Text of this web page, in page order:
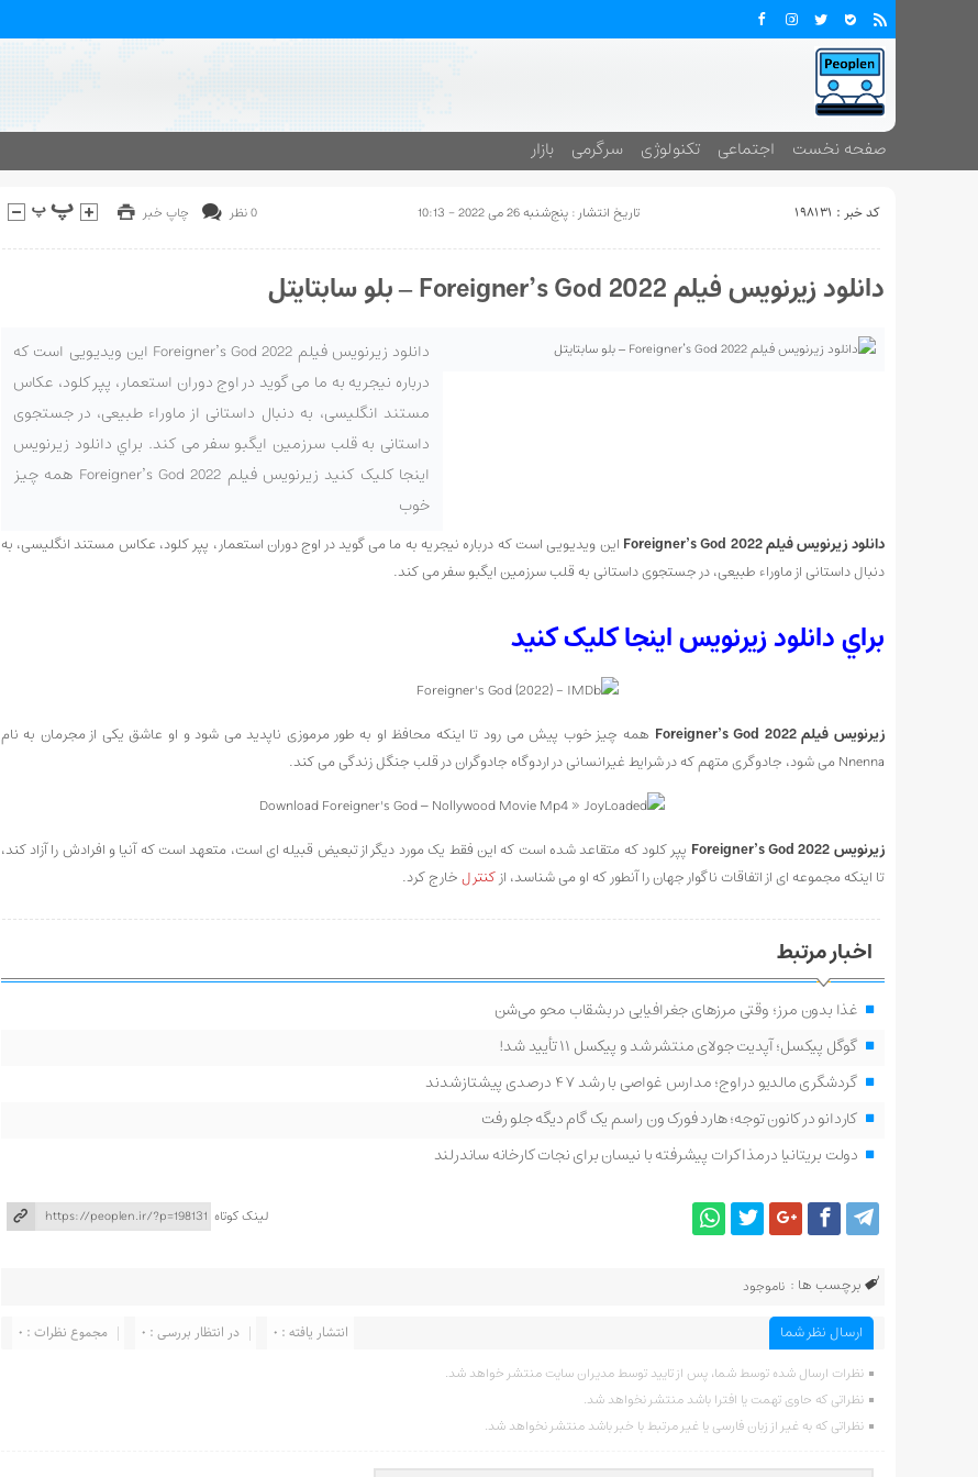
صفحه نخست اجتماعی تکنولوژی سرگرمی بازار
کد خبر : 198131 تاریخ انتشار : پنج‌شنبه 26 می 2022 - 10:13 چاپ خبر 0 نظر
دانلود زیرنویس فیلم Foreigner’s God 2022 – بلو سابتايتل
دانلود زیرنویس فیلم Foreigner’s God 2022 این ویدیویی است که
درباره نیجریه به ما می گوید در اوج دوران استعمار، پپر کلود، عکاس
مستند انگلیسی، به دنبال داستانی از ماوراء طبیعی، در جستجوی
داستانی به قلب سرزمین ایگبو سفر می کند. براي دانلود زيرنويس
اينجا کليک کنيد زیرنویس فیلم Foreigner’s God 2022 همه چیز
خوب
دانلود زیرنویس فیلم Foreigner’s God 2022
این ویدیویی است که درباره نیجریه به ما می گوید در اوج دوران استعمار، پپر کلود، عکاس مستند انگلیسی، به
دنبال داستانی از ماوراء طبیعی، در جستجوی داستانی به قلب سرزمین ایگبو سفر می کند.
براي دانلود زيرنويس اينجا کليک کنيد
زیرنویس فیلم Foreigner’s God 2022
همه چیز خوب پیش می رود تا اینکه محافظ او به طور مرموزی ناپدید می شود و او عاشق یکی از مجرمان به نام
Nnenna می شود، جادوگری متهم که در شرایط غیرانسانی در اردوگاه جادوگران در قلب جنگل زندگی می کند.
زیرنویس Foreigner’s God 2022
پپر کلود که متقاعد شده است که این فقط یک مورد دیگر از تبعیض قبیله ای است، متعهد است که آنیا و افرادش را آزاد کند،
تا اینکه مجموعه ای از اتفاقات ناگوار جهان را آنطور که او می شناسد، ازکنترلخارج کرد.
اخبار مرتبط
غذا بدون مرز؛ وقتی مرزهای جغرافیایی در بشقاب محو می‌شن
گوگل پیکسل؛ آپدیت جولای منتشر شد و پیکسل ۱۱ تأیید شد!
گردشگری مالدیو در اوج؛ مدارس غواصی با رشد ۴۷ درصدی پیشتاز شدند
کاردانو در کانون توجه؛ هارد فورک ون راسم یک گام دیگه جلو رفت
دولت بریتانیا در مذاکرات پیشرفته با نیسان برای نجات کارخانه ساندرلند
لینک کوتاه
برچسب ها : ناموجود
ارسال نظر شما مجموع نظرات : 0 در انتظار بررسی : 0
انتشار یافته : 0
نظرات ارسال شده توسط شما، پس از تایید توسط مدیران سایت منتشر خواهد شد.
نظراتی که حاوی تهمت یا افترا باشد منتشر نخواهد شد.
نظراتی که به غیر از زبان فارسی یا غیر مرتبط با خبر باشد منتشر نخواهد شد.